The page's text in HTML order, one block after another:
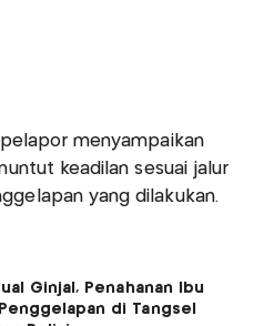
menyampaikan
keadilan sesuai jalur
yang dilakukan.
Ginjal, Penahanan Ibu
di Tangsel